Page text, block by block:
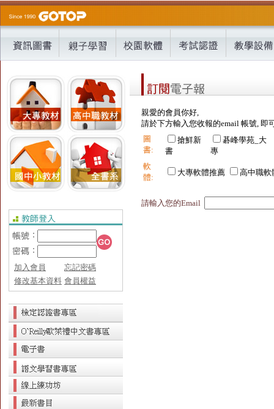
加入會員
忘記密碼
修改基本資料 會員權益
親愛的會員你好,
請於下方輸入您收報的email 帳號, 即
圖
書:
搶鮮新
書
碁峰學苑_大
專
軟
體:
大專軟體推薦 高中職軟
請輸入您的Email